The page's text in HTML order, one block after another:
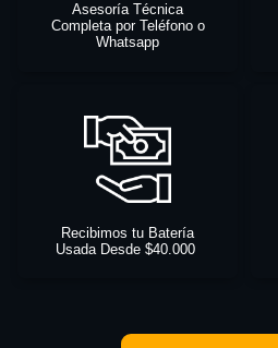
Asesoría Técnica
Completa por Teléfono o
Whatsapp
Recibimos tu Batería
Usada Desde $40.000